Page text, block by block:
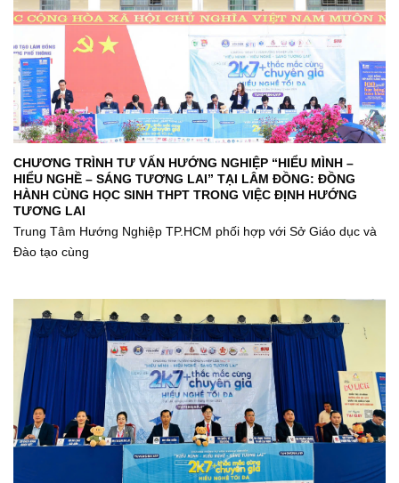
CHƯƠNG TRÌNH TƯ VẤN HƯỚNG NGHIỆP “HIỂU MÌNH –
HIỂU NGHỀ – SÁNG TƯƠNG LAI” TẠI LÂM ĐỒNG: ĐỒNG
HÀNH CÙNG HỌC SINH THPT TRONG VIỆC ĐỊNH HƯỚNG
TƯƠNG LAI
Trung Tâm Hướng Nghiệp TP.HCM phối hợp với Sở Giáo dục và
Đào tạo cùng